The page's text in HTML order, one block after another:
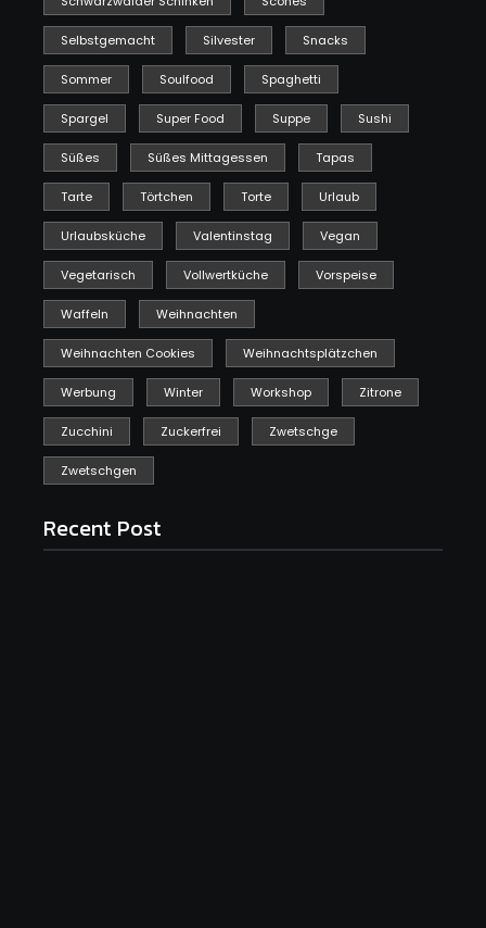
Selbstgemacht Silvester Snacks
Sommer Soulfood Spaghetti
Spargel Super Food Suppe Sushi
Süßes Süßes Mittagessen Tapas
Tarte Törtchen Torte Urlaub
Urlaubsküche Valentinstag Vegan
Vegetarisch Vollwertküche Vorspeise
Waffeln Weihnachten
Weihnachten Cookies Weihnachtsplätzchen
Werbung Winter Workshop Zitrone
Zucchini Zuckerfrei Zwetschge
Zwetschgen
Recent Post